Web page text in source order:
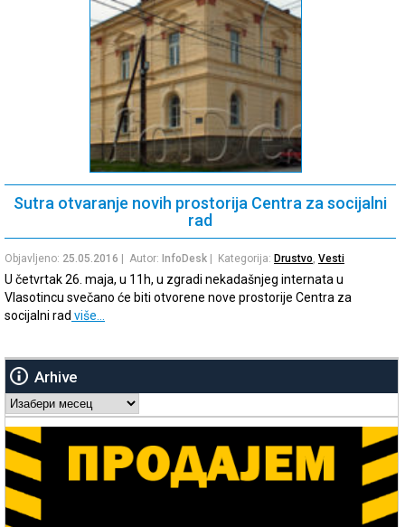
Sutra otvaranje novih prostorija Centra za socijalni
rad
Objavljeno: 25.05.2016 | Autor: InfoDesk | Kategorija: Drustvo, Vesti
U četvrtak 26. maja, u 11h, u zgradi nekadašnjeg internata u
Vlasotincu svečano će biti otvorene nove prostorije Centra za
socijalni rad više…
Arhive
Arhive